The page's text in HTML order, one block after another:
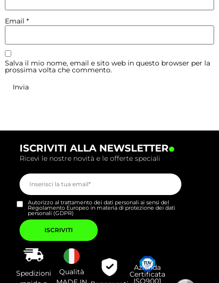
Email *
Salva il mio nome, email e sito web in questo browser per la
prossima volta che commento.
ISCRIVITI ALLA NEWSLETTER.
Ricevi le nostre novità e le offerte speciali
Autorizzo al trattamento dei dati personali ai sensi del
Regolamento Europeo in materia di protezione dei dati
personali (GDPR)
Si
prega
di
lasciare
vuoto
questo
campo.
Spedizioni
Qualità
Azienda
Certificata
ISO9001